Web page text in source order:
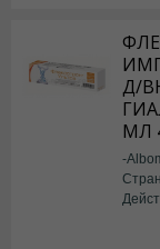
Д/
МЛ
-